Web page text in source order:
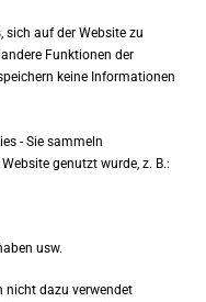
sich auf der Website zu
Funktionen der
keine Informationen
- Sie sammeln
genutzt wurde, z. B.:
usw.
nicht dazu verwendet